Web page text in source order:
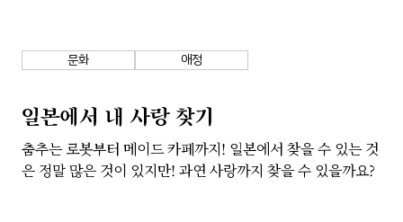
문화 애정
일본에서 내 사랑 찾기
춤추는 로봇부터 메이드 카페까지! 일본에서 찾을 수 있는 것
은 정말 많은 것이 있지만! 과연 사랑까지 찾을 수 있을까요?